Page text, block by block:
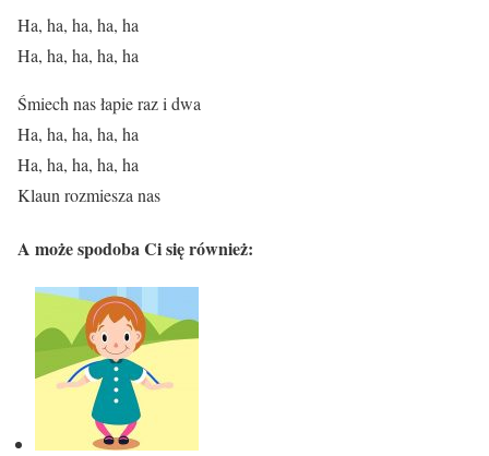
Ha, ha, ha, ha, ha
Ha, ha, ha, ha, ha
Śmiech nas łapie raz i dwa
Ha, ha, ha, ha, ha
Ha, ha, ha, ha, ha
Klaun rozmiesza nas
A może spodoba Ci się również: